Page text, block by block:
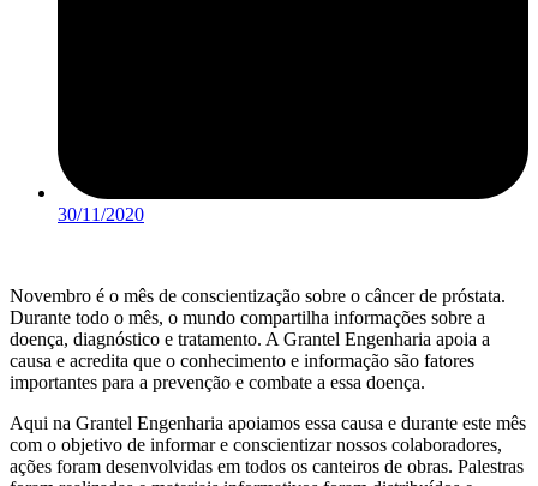
30/11/2020
Novembro é o mês de conscientização sobre o câncer de próstata.
Durante todo o mês, o mundo compartilha informações sobre a
doença, diagnóstico e tratamento. A Grantel Engenharia apoia a
causa e acredita que o conhecimento e informação são fatores
importantes para a prevenção e combate a essa doença.
Aqui na Grantel Engenharia apoiamos essa causa e durante este mês
com o objetivo de informar e conscientizar nossos colaboradores,
ações foram desenvolvidas em todos os canteiros de obras. Palestras